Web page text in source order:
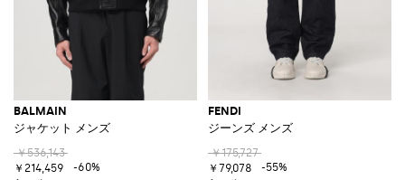
BALMAIN
ジャケット メンズ
￥536,143
￥214,459
-60%
FENDI
ジーンズ メンズ
￥175,727
￥79,078
-55%